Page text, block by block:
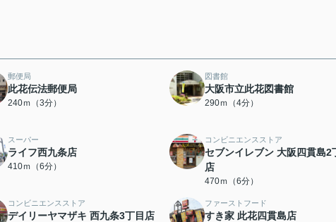
郵便局
此花伝法郵便局
240ｍ（3分）
図書館
大阪市立此花図書館
290ｍ（4分）
スーパー
ライフ西九条店
410ｍ（6分）
コンビニエンスストア
セブンイレブン 大阪四貫島2
店
470ｍ（6分）
コンビニエンスストア
デイリーヤマザキ 西九条3丁目店
ファーストフード
すき家 此花四貫島店